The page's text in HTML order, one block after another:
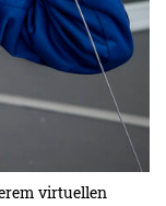
virtuellen